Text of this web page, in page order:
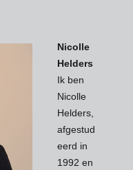
Nicolle
Helders
Ik ben
Nicolle
Helders,
afgestud
eerd in
1992 en